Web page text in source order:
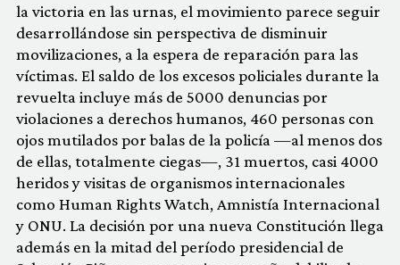
la victoria en las urnas, el movimiento parece seguir
desarrollándose sin perspectiva de disminuir
movilizaciones, a la espera de reparación para las
víctimas. El saldo de los excesos policiales durante la
revuelta incluye más de 5000 denuncias por
violaciones a derechos humanos, 460 personas con
ojos mutilados por balas de la policía —al menos dos
de ellas, totalmente ciegas—, 31 muertos, casi 4000
heridos y visitas de organismos internacionales
como Human Rights Watch, Amnistía Internacional
y ONU. La decisión por una nueva Constitución llega
además en la mitad del período presidencial de